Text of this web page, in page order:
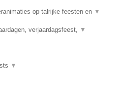
op talrijke feesten en ▼
verjaardagsfeest, ▼
▼